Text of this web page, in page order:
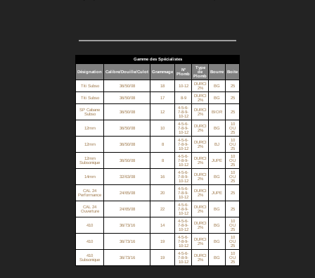
Gamme des Spécialistes
Désignation Calibre/Douille/Culot Grammage
N°
Plomb
Type
de
Plomb
Bourre Boite
Titi Subso 36/50/08 18 10-12
DURCI
2%
BG 25
Titi Subso 36/50/08 17 8-9
DURCI
2%
BG 25
SP Cabane
Subso
36/50/08 12
4-5-6-
7-8-9-
10-12
DURCI
2%
BIOR 25
12mm 36/50/08 10
4-5-6-
7-8-9-
10-12
DURCI
2%
BG
10
OU
25
12mm 36/50/08 8
4-5-6-
7-8-9-
10-12
DURCI
2%
BJ
10
OU
25
12mm
Subsonique
36/50/08 8
4-5-6-
7-8-9-
10-12
DURCI
2%
JUPE
10
OU
25
14mm 32/63/08 16
4-5-6-
7-8-9-
10-12
DURCI
2%
BG
10
OU
25
CAL 24
Performance
24/65/08 20
4-5-6-
7-8-9-
10-12
DURCI
2%
JUPE 25
CAL 24
Ouverture
24/65/08 22
4-5-6-
7-8-9-
10-12
DURCI
2%
BG 25
410 36/73/16 14
4-5-6-
7-8-9-
10-12
DURCI
2%
BG
10
OU
25
410 36/73/16 19
4-5-6-
7-8-9-
10-12
DURCI
2%
BG
10
OU
25
410
Subsonique
36/73/16 19
4-5-6-
7-8-9-
10-12
DURCI
2%
BG
10
OU
25